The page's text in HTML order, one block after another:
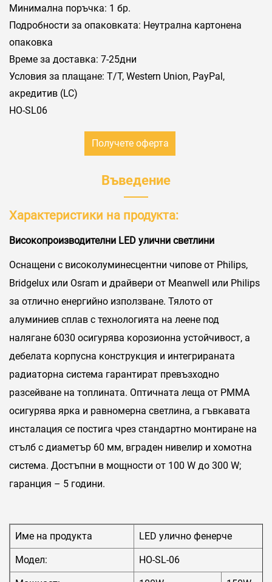
Минимална поръчка: 1 бр.
Подробности за опаковката: Неутрална картонена
опаковка
Време за доставка: 7-25дни
Условия за плащане: Т/Т, Western Union, PayPal,
акредитив (LC)
HO-SL06
Получете оферта
Въведение
Характеристики на продукта:
Високопроизводителни LED улични светлини
Оснащени с високолуминесцентни чипове от Philips,
Bridgelux или Osram и драйвери от Meanwell или Philips
за отлично енергийно използване. Тялото от
алуминиев сплав с технологията на леене под
налягане 6030 осигурява корозионна устойчивост, а
дебелата корпусна конструкция и интегрираната
радиаторна система гарантират превъзходно
разсейване на топлината. Оптичната леща от PMMA
осигурява ярка и равномерна светлина, а гъвкавата
инсталация се постига чрез стандартно монтиране на
стълб с диаметър 60 мм, вграден нивелир и хомотна
система. Достъпни в мощности от 100 W до 300 W;
гаранция – 5 години.
Име на продукта LED улично фенерче
Модел: HO-SL-06